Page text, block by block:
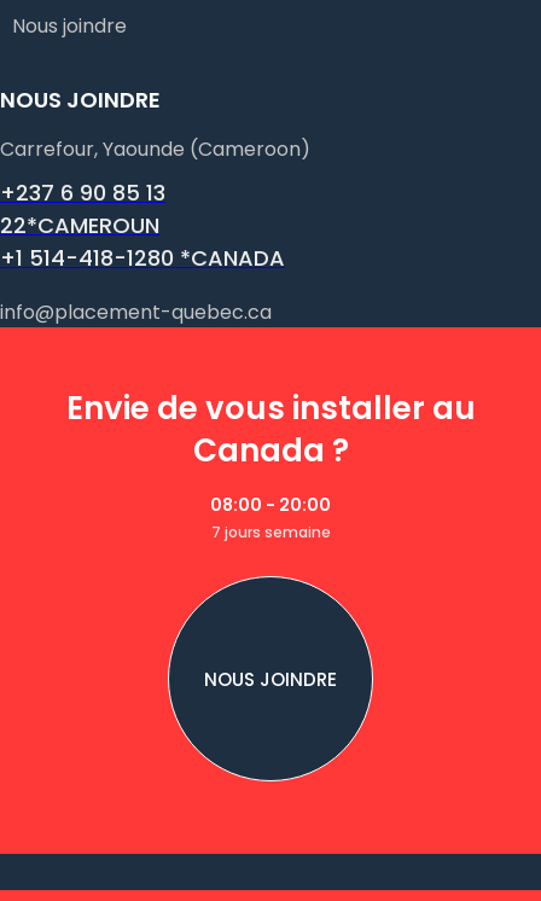
Nous joindre
NOUS JOINDRE
Carrefour, Yaounde (Cameroon)
+237 6 90 85 13
22*CAMEROUN
+1 514-418-1280 *CANADA
info@placement-quebec.ca
Envie de vous installer au
Canada ?
08:00 - 20:00
7 jours semaine
NOUS JOINDRE